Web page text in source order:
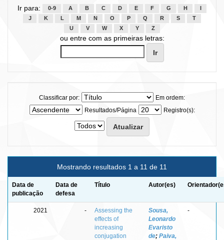
Ir para: 0-9 A B C D E F G H
J
K L M N O P Q R S
T
U
V W X Y Z
ou entre com as primeiras letras:
Classificar por:
Em ordem:
Resultados/Página
Registro(s):
Mostrando resultados 1 a 11 de 11
Data de
publicação
Data de
defesa
Título Autor(es)
2021 -
Assessing the
effects of
increasing
conjugation
Sousa,
Leonardo
Evaristo
de; Paiva,
-